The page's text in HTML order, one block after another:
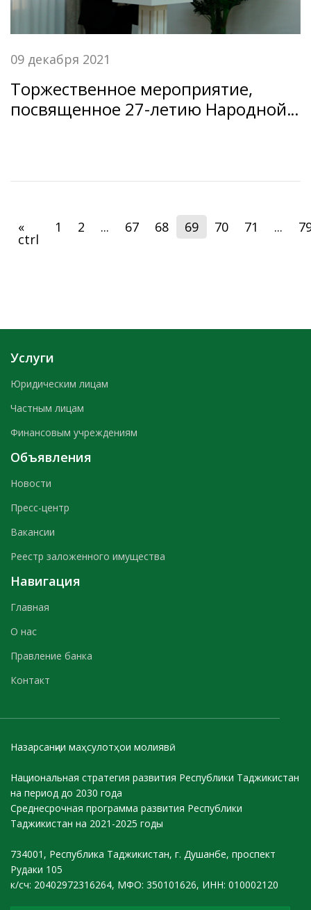
09 декабря 2021
Торжественное мероприятие,
посвященное 27-летию Народной
«
ctrl
1 2 ... 67 68 69 70 71 ...
Услуги
Юридическим лицам
Частным лицам
Финансовым учреждениям
Объявления
Новости
Пресс-центр
Вакансии
Реестр заложенного имущества
Навигация
Главная
О нас
Правление банка
Контакт
Назарсанҷии маҳсулотҳои молиявӣ
Национальная стратегия развития Республики Таджикистан
на период до 2030 года
Среднесрочная программа развития Республики
Таджикистан на 2021-2025 годы
734001, Республика Таджикистан, г. Душанбе, проспект
Рудаки 105
к/сч: 20402972316264, МФО: 350101626, ИНН: 010002120